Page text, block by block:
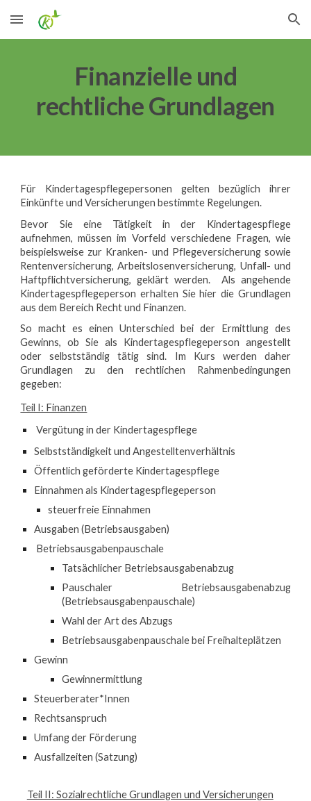
Skip to main content Skip to navigation
Finanzielle und
rechtliche Grundlagen
Für Kindertagespflegepersonen gelten bezüglich ihrer
Einkünfte und Versicherungen bestimmte Regelungen.
Bevor Sie eine Tätigkeit in der Kindertagespflege
aufnehmen, müssen im Vorfeld verschiedene Fragen, wie
beispielsweise zur Kranken- und Pflegeversicherung sowie
Rentenversicherung, Arbeitslosenversicherung, Unfall- und
Haftpflichtversicherung, geklärt werden. Als angehende
Kindertagespflegeperson erhalten Sie hier die Grundlagen
aus dem Bereich Recht und Finanzen.
So macht es einen Unterschied bei der Ermittlung des
Gewinns, ob Sie als Kindertagespflegeperson angestellt
oder selbstständig tätig sind. Im Kurs werden daher
Grundlagen zu den rechtlichen Rahmenbedingungen
gegeben:
Teil I: Finanzen
Vergütung in der Kindertagespflege
Selbstständigkeit und Angestelltenverhältnis
Öffentlich geförderte Kindertagespflege
Einnahmen als Kindertagespflegeperson
steuerfreie Einnahmen
Ausgaben (Betriebsausgaben)
Betriebsausgabenpauschale
Tatsächlicher Betriebsausgabenabzug
Pauschaler Betriebsausgabenabzug
(Betriebsausgabenpauschale)
Wahl der Art des Abzugs
Betriebsausgabenpauschale bei Freihalteplätzen
Gewinn
Gewinnermittlung
Steuerberater*Innen
Rechtsanspruch
Umfang der Förderung
Ausfallzeiten (Satzung)
Teil II: Sozialrechtliche Grundlagen und Versicherungen